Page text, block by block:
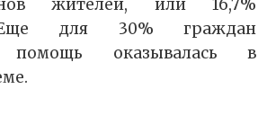
жителей, или 16,7%
Еще для 30% граждан
помощь оказывалась в